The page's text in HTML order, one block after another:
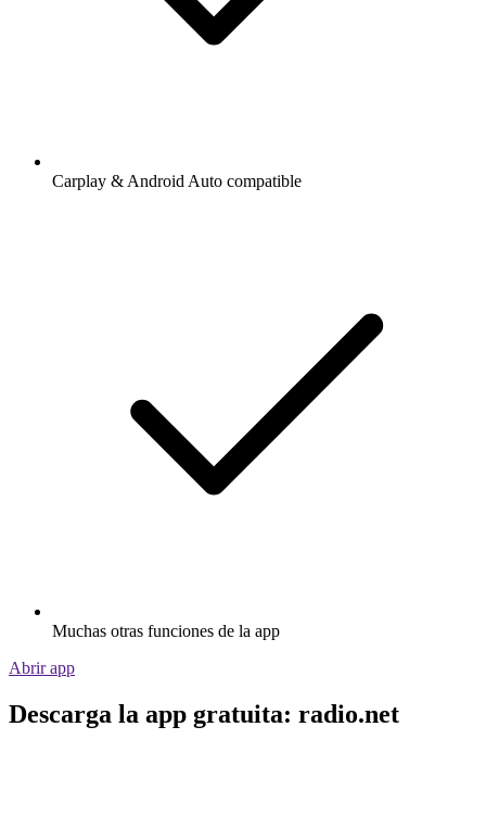
Carplay & Android Auto compatible
Muchas otras funciones de la app
Abrir app
Descarga la app gratuita: radio.net